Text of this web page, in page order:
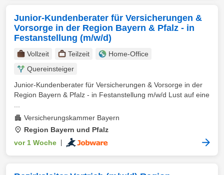
Junior-Kundenberater für Versicherungen &
Vorsorge in der Region Bayern & Pfalz - in
Festanstellung (m/w/d)
Vollzeit Teilzeit
Home-Office
Quereinsteiger
Junior-Kundenberater für Versicherungen & Vorsorge in der
Region Bayern & Pfalz - in Festanstellung m/w/d Lust auf eine
Versicherungskammer Bayern
Region Bayern und Pfalz
vor 1 Woche